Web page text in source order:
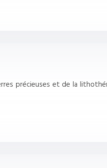
précieuses et de la